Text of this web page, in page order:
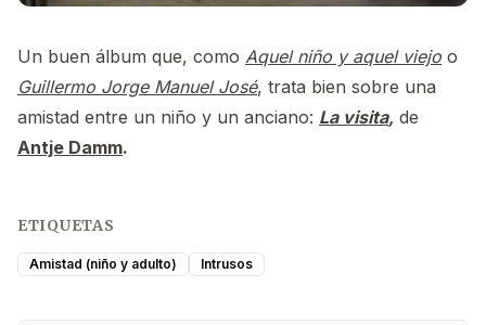
Un buen álbum que, como Aquel niño y aquel viejo o
Guillermo Jorge Manuel José, trata bien sobre una
amistad entre un niño y un anciano: La visita, de
Antje Damm.
ETIQUETAS
Amistad (niño y adulto) Intrusos